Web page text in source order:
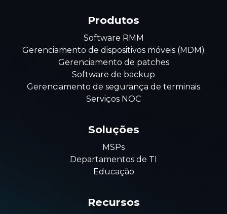
Produtos
Software RMM
Gerenciamento de dispositivos móveis (MDM)
Gerenciamento de patches
Software de backup
Gerenciamento de segurança de terminais
Serviços NOC
Soluções
MSPs
Departamentos de TI
Educação
Recursos